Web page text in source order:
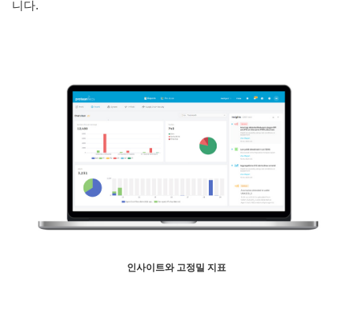
니다.
인사이트와 고정밀 지표